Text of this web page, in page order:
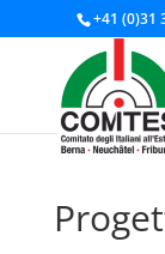
+41 (0)31